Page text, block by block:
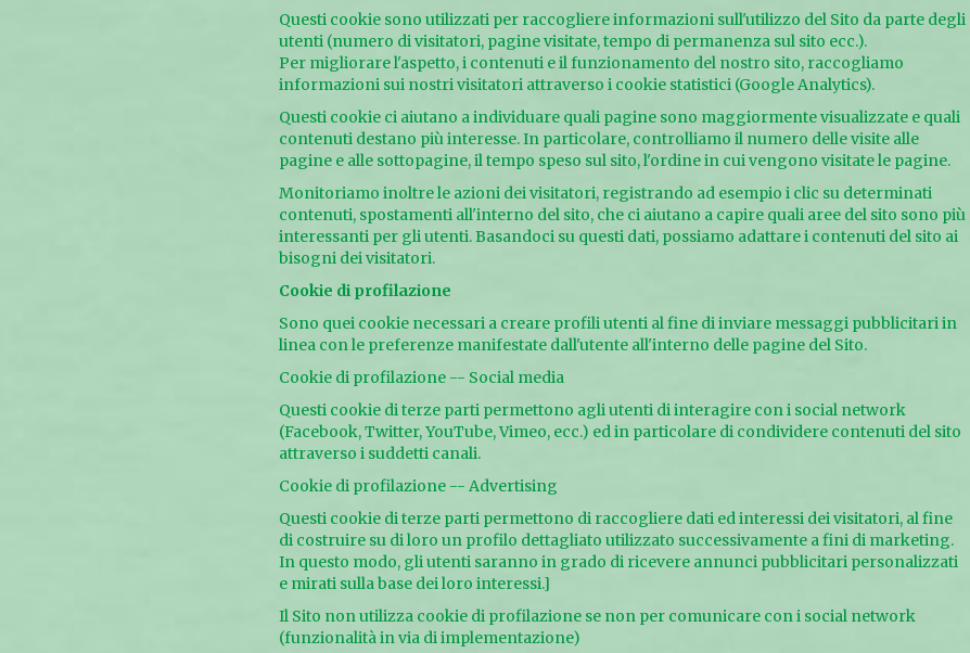
Questi cookie sono utilizzati per raccogliere informazioni sull'utilizzo del Sito da parte degli
utenti (numero di visitatori, pagine visitate, tempo di permanenza sul sito ecc.).
Per migliorare l'aspetto, i contenuti e il funzionamento del nostro sito, raccogliamo
informazioni sui nostri visitatori attraverso i cookie statistici (Google Analytics).
Questi cookie ci aiutano a individuare quali pagine sono maggiormente visualizzate e quali
contenuti destano più interesse. In particolare, controlliamo il numero delle visite alle
pagine e alle sottopagine, il tempo speso sul sito, l'ordine in cui vengono visitate le pagine.
Monitoriamo inoltre le azioni dei visitatori, registrando ad esempio i clic su determinati
contenuti, spostamenti all'interno del sito, che ci aiutano a capire quali aree del sito sono più
interessanti per gli utenti. Basandoci su questi dati, possiamo adattare i contenuti del sito ai
bisogni dei visitatori.
Cookie di profilazione
Sono quei cookie necessari a creare profili utenti al fine di inviare messaggi pubblicitari in
linea con le preferenze manifestate dall'utente all'interno delle pagine del Sito.
Cookie di profilazione -- Social media
Questi cookie di terze parti permettono agli utenti di interagire con i social network
(Facebook, Twitter, YouTube, Vimeo, ecc.) ed in particolare di condividere contenuti del sito
attraverso i suddetti canali.
Cookie di profilazione -- Advertising
Questi cookie di terze parti permettono di raccogliere dati ed interessi dei visitatori, al fine
di costruire su di loro un profilo dettagliato utilizzato successivamente a fini di marketing.
In questo modo, gli utenti saranno in grado di ricevere annunci pubblicitari personalizzati
e mirati sulla base dei loro interessi.]
Il Sito non utilizza cookie di profilazione se non per comunicare con i social network
(funzionalità in via di implementazione)